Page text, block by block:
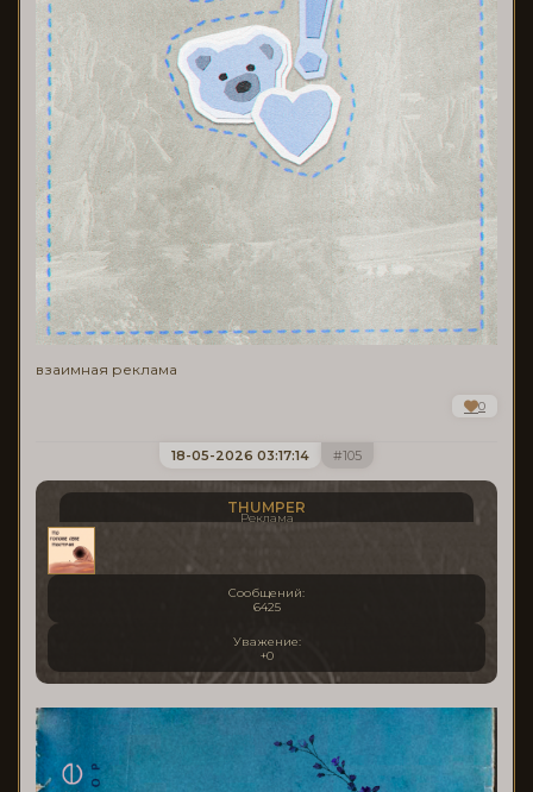
взаимная реклама
0
105
18-05-2026 03:17:14
THUMPER
Реклама
Сообщений:
6425
Уважение:
+0